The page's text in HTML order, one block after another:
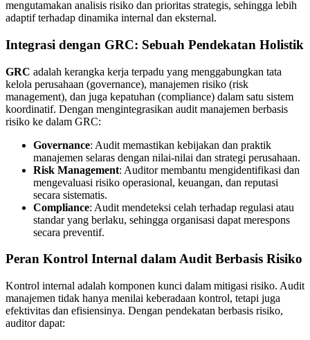
mengutamakan analisis risiko dan prioritas strategis, sehingga lebih
adaptif terhadap dinamika internal dan eksternal.
Integrasi dengan GRC: Sebuah Pendekatan Holistik
GRC adalah kerangka kerja terpadu yang menggabungkan tata
kelola perusahaan (governance), manajemen risiko (risk
management), dan juga kepatuhan (compliance) dalam satu sistem
koordinatif. Dengan mengintegrasikan audit manajemen berbasis
risiko ke dalam GRC:
Governance: Audit memastikan kebijakan dan praktik
manajemen selaras dengan nilai-nilai dan strategi perusahaan.
Risk Management: Auditor membantu mengidentifikasi dan
mengevaluasi risiko operasional, keuangan, dan reputasi
secara sistematis.
Compliance: Audit mendeteksi celah terhadap regulasi atau
standar yang berlaku, sehingga organisasi dapat merespons
secara preventif.
Peran Kontrol Internal dalam Audit Berbasis Risiko
Kontrol internal adalah komponen kunci dalam mitigasi risiko. Audit
manajemen tidak hanya menilai keberadaan kontrol, tetapi juga
efektivitas dan efisiensinya. Dengan pendekatan berbasis risiko,
auditor dapat: